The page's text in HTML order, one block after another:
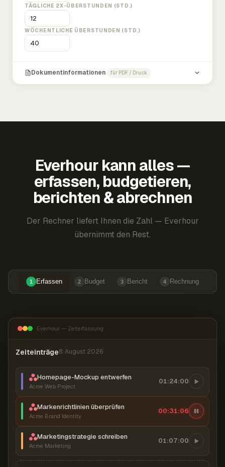
TÄGLICHE 2X-ÜBERSTUNDEN (STD.)
WÖCHENTLICHE ÜBERSTUNDEN (STD.)
Dokumentinformationen für PDF / Druck
Everhour kann alles —
erfassen, budgetieren,
berichten & abrechnen
Der Rechner liefert Ihnen die Zahl — Everhour
übernimmt den Rest.
1 Erfassen 2 Budget 3 Bericht 4 Rechnung
Everhour — Zeiterfassung
Zeiteinträge8. August 2026
Homepage-Mockup entwerfen
Acme Web Project
01:24:00
Markenrichtlinien überprüfen
Acme Brand Identity
00:31:07
Marketingstrategie schreiben
Acme Marketing
01:07:00